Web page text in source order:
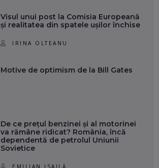
Visul unui post la Comisia Europeană
și realitatea din spatele ușilor închise
IRINA OLTEANU
Motive de optimism de la Bill Gates
De ce prețul benzinei și al motorinei
va rămâne ridicat? România, încă
dependentă de petrolul Uniunii
Sovietice
EMILIAN ISAILĂ